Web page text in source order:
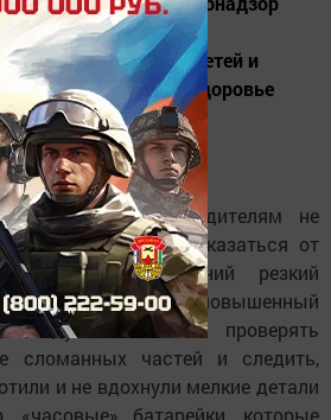
охраны здоровья детей и
спиннеров на здоровье
негативные
в сообщении...
рекомендовали родителям не
с рук, а также отказаться от
«посторонний резкий
также она издает «повышенный
постоянно проверять
сломанных частей и следить,
и не вдохнули мелкие детали
«часовые» батарейки, которые